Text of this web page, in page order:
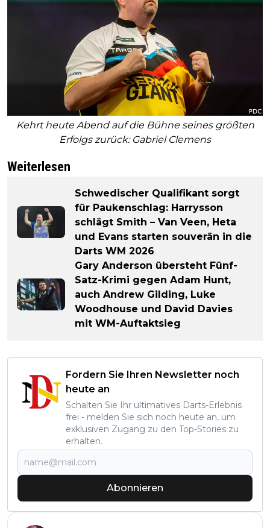
Kehrt heute Abend auf die Bühne seines größten
Erfolgs zurück: Gabriel Clemens
Weiterlesen
Schwedischer Qualifikant sorgt
für Paukenschlag: Harrysson
schlägt Smith – Van Veen, Heta
und Evans starten souverän in die
Darts WM 2026
Gary Anderson übersteht Fünf-
Satz-Krimi gegen Adam Hunt,
auch Andrew Gilding, Luke
Woodhouse und David Davies
mit WM-Auftaktsieg
Fordern Sie Ihren Newsletter noch
heute an
Schalten Sie Ihr ultimatives Darts-Erlebnis
frei - melden Sie sich noch heute an, um
exklusiven Zugang zu den Top-Stories zu
erhalten.
Abonnieren